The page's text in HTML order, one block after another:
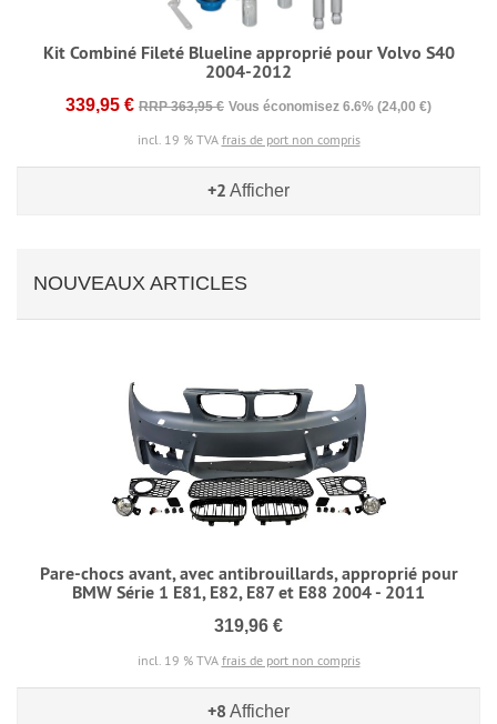
Kit Combiné Fileté Blueline approprié pour Volvo S40
2004-2012
339,95 € RRP 363,95 € Vous économisez 6.6% (24,00 €)
incl. 19 % TVA frais de port non compris
+2 Afficher
NOUVEAUX ARTICLES
Pare-chocs avant, avec antibrouillards, approprié pour
BMW Série 1 E81, E82, E87 et E88 2004 - 2011
319,96 €
incl. 19 % TVA frais de port non compris
+8 Afficher